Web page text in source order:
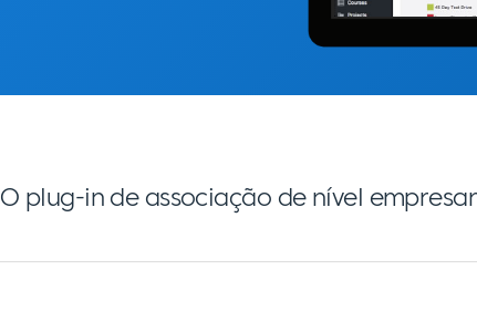
O plug-in de associação de nível